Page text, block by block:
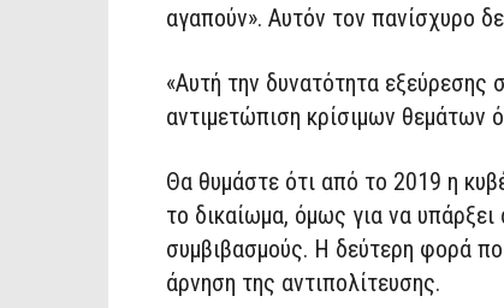
αγαπούν». Αυτόν τον πανίσχυρο
«Αυτή την δυνατότητα εξεύρεσης
αντιμετώπιση κρίσιμων θεμάτων
Θα θυμάστε ότι από το 2019 η
το δικαίωμα, όμως για να
συμβιβασμούς. Η δεύτερη φορά
άρνηση της αντιπολίτευσης.